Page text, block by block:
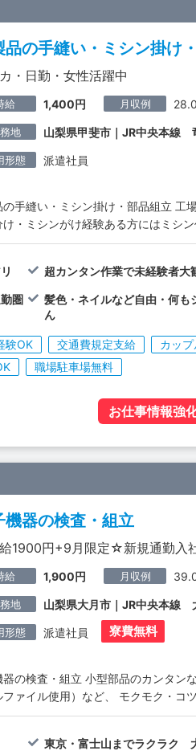
品の手縫い・ミシン掛け
・日勤・女性活躍中
給 1,400円 月収例
地 山梨県甲斐市｜JR中央本線
形態 派遣社員
の手縫い・ミシン掛け・部品組立 工
・ミシンがけ経験ある方にはミシ
超カンタン作業で未経験者大
圏
髪色・ネイルなど自由・何も
ん
験OK 交通費規定支給 カップ
職場駐車場無料
お仕事情報強
機器の検査・組立
1900円+9月限定☆新規通勤入
給 1,900円 月収例
地 山梨県大月市｜JR中央本線
形態 派遣社員 寮費無料
器の検査・組立 小型部品のカンタン
ファイル使用）など、 モクモク・コ
東京・富士山までラクラク